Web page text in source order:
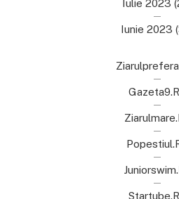
Iulie 2023
Iunie 2023